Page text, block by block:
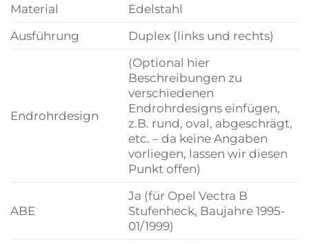
Material
Edelstahl
Ausführung
Duplex (links und rechts)
Endrohrdesign
(Optional hier
Beschreibungen zu
verschiedenen
Endrohrdesigns einfügen,
z.B. rund, oval, abgeschrägt,
etc. – da keine Angaben
vorliegen, lassen wir diesen
Punkt offen)
ABE
Ja (für Opel Vectra B
Stufenheck, Baujahre 1995-
01/1999)